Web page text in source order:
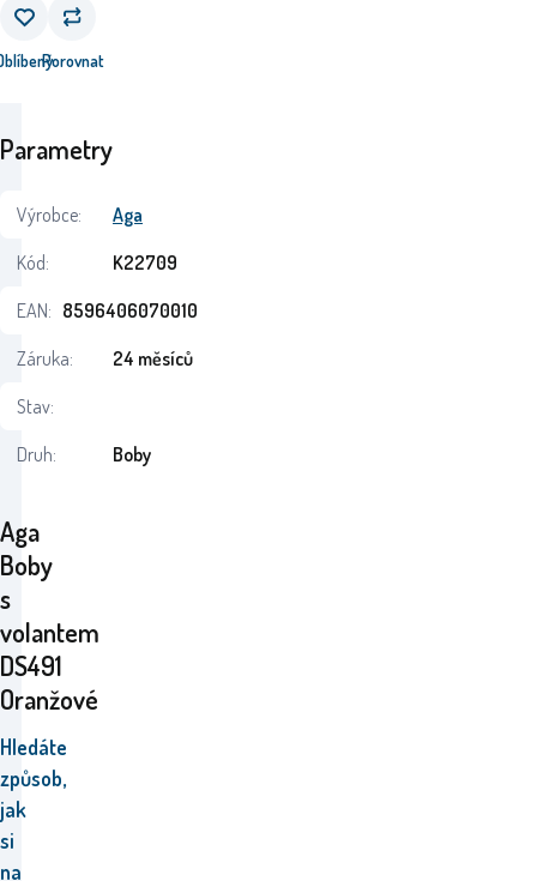
Porovnat
Aga
Boby
s
volantem
DS491
Oranžové
Hledáte
způsob,
jak
si
na
Parametry
Výrobce:
Aga
Kód:
K22709
EAN: 8596406070010
Záruka:
24 měsíců
Stav:
Druh:
Boby